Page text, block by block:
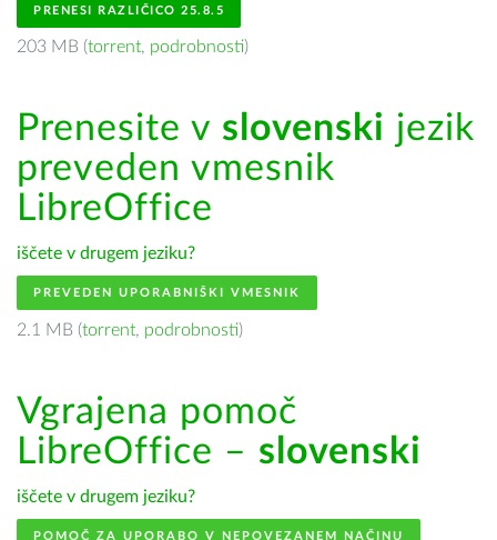
PRENESI RAZLIČICO 25.8.5
203 MB (torrent, podrobnosti)
Prenesite v slovenski jezik
preveden vmesnik
LibreOffice
iščete v drugem jeziku?
PREVEDEN UPORABNIŠKI VMESNIK
2.1 MB (torrent, podrobnosti)
Vgrajena pomoč
LibreOffice – slovenski
iščete v drugem jeziku?
POMOČ ZA UPORABO V NEPOVEZANEM NAČINU